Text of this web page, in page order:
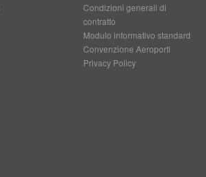
Condizioni generali di
contratto
Modulo informativo standard
Convenzione Aeroporti
Privacy Policy